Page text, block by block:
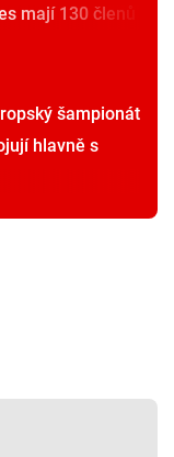
mají 130 členů
šampionát
hlavně s